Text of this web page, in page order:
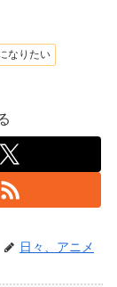
なりたい
日々、アニメ